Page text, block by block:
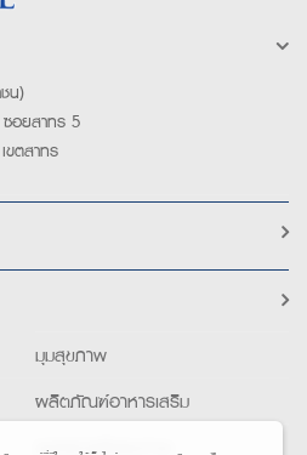
น)
ซอยสาทร 5
ขตสาทร
มุมสุขภาพ
ผลิตภัณฑ์อาหารเสริม
อุปกรณ์เพื่อสุขภาพ